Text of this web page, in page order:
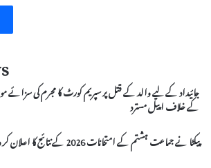
جائیداد کے لیے والد کے قتل پر سپریم کورٹ کا مجرم کی
کے خلاف اپیل مسترد
پیکٹا نے جماعت ہشتم کے امتحانات 2026 کے نتائج کا اعلان کر دیا